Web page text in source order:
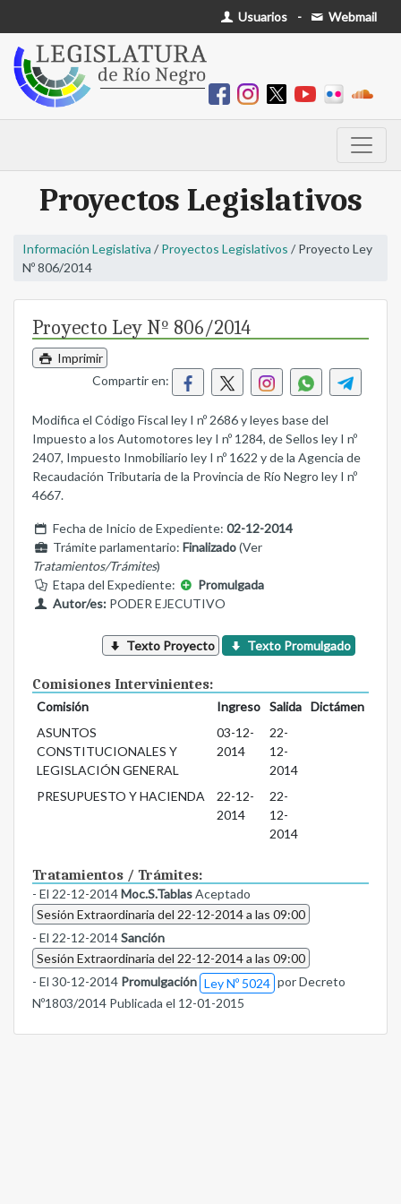
Usuarios - Webmail
Proyectos Legislativos
Información Legislativa / Proyectos Legislativos / Proyecto Ley
Nº 806/2014
Proyecto Ley Nº 806/2014
Imprimir
Compartir en:
Modifica el Código Fiscal ley I nº 2686 y leyes base del
Impuesto a los Automotores ley I nº 1284, de Sellos ley I nº
2407, Impuesto Inmobiliario ley I nº 1622 y de la Agencia de
Recaudación Tributaria de la Provincia de Río Negro ley I nº
4667.
Fecha de Inicio de Expediente: 02-12-2014
Trámite parlamentario: Finalizado(Ver
Tratamientos/Trámites)
Etapa del Expediente:
Promulgada
Autor/es:PODER EJECUTIVO
Texto Proyecto Texto Promulgado
Comisiones Intervinientes:
Comisión Ingreso Salida
Dictámen
ASUNTOS
CONSTITUCIONALES Y
LEGISLACIÓN GENERAL
03-12-
2014
22-
12-
2014
PRESUPUESTO Y HACIENDA
22-12-
2014
22-
12-
2014
Tratamientos / Trámites:
- El 22-12-2014Moc.S.TablasAceptado
Sesión Extraordinaria del 22-12-2014 a las 09:00
- El 22-12-2014Sanción
Sesión Extraordinaria del 22-12-2014 a las 09:00
- El 30-12-2014 Promulgación Ley Nº 5024 por Decreto
Nº1803/2014 Publicada el 12-01-2015